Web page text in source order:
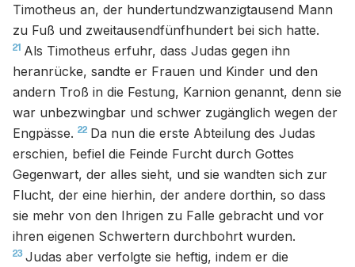
Timotheus an, der hundertundzwanzigtausend Mann
zu Fuß und zweitausendfünfhundert bei sich hatte.
21 Als Timotheus erfuhr, dass Judas gegen ihn
heranrücke, sandte er Frauen und Kinder und den
andern Troß in die Festung, Karnion genannt, denn sie
war unbezwingbar und schwer zugänglich wegen der
Engpässe. 22 Da nun die erste Abteilung des Judas
erschien, befiel die Feinde Furcht durch Gottes
Gegenwart, der alles sieht, und sie wandten sich zur
Flucht, der eine hierhin, der andere dorthin, so dass
sie mehr von den Ihrigen zu Falle gebracht und vor
ihren eigenen Schwertern durchbohrt wurden.
23 Judas aber verfolgte sie heftig, indem er die